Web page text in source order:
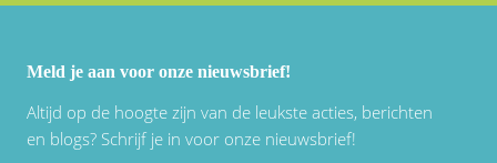
Meld je aan voor onze nieuwsbrief!
Altijd op de hoogte zijn van de leukste acties, berichten
en blogs? Schrijf je in voor onze nieuwsbrief!